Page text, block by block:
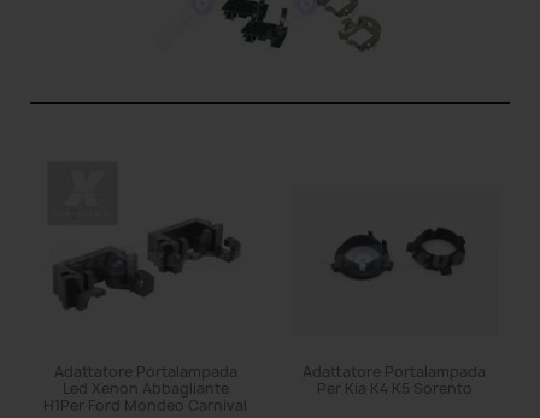
Adattatore Portalampada
Led Xenon Abbagliante
H1Per Ford Mondeo Carnival
Adattatore Portalampada
Per Kia K4 K5 Sorento